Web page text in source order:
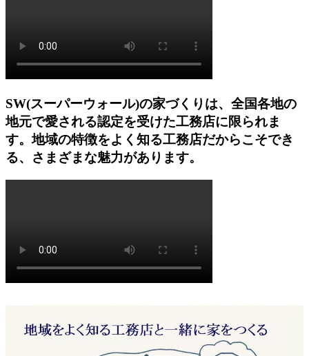
SW(スーパーウォール)の家づくりは、全国各地の
地元で愛される認定を受けた工務店に限られま
す。地域の特徴をよく知る工務店だからこそでき
る、さまざまな魅力があります。